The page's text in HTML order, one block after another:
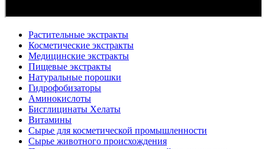
Растительные экстракты
Косметические экстракты
Медицинские экстракты
Пищевые экстракты
Натуральные порошки
Гидрофобизаторы
Аминокислоты
Бисглицинаты Хелаты
Витамины
Сырье для косметической промышленности
Сырье животного происхождения